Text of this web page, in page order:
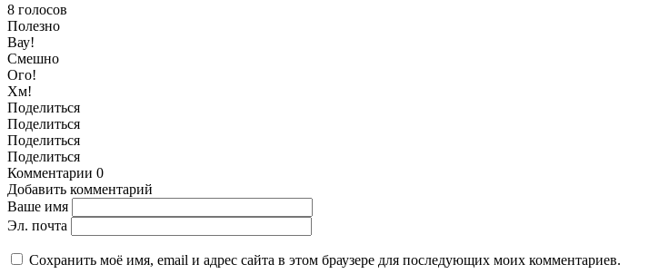
8 голосов
Полезно
Вау!
Смешно
Ого!
Хм!
Поделиться
Поделиться
Поделиться
Поделиться
Комментарии 0
Добавить комментарий
Ваше имя
Эл. почта
Сохранить моё имя, email и адрес сайта в этом браузере для последующих моих комментариев.